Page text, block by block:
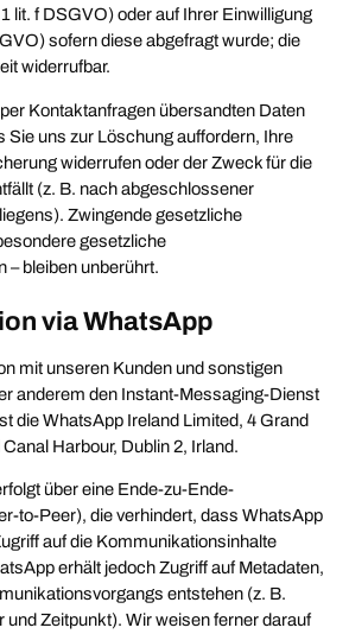
lit. f DSGVO) oder auf Ihrer Einwilligung
sofern diese abgefragt wurde; die
widerrufbar.
Kontaktanfragen übersandten Daten
Sie uns zur Löschung auffordern, Ihre
widerrufen oder der Zweck für die
(z. B. nach abgeschlossener
Zwingende gesetzliche
gesetzliche
– bleiben unberührt.
via WhatsApp
mit unseren Kunden und sonstigen
anderem den Instant-Messaging-Dienst
die WhatsApp Ireland Limited, 4 Grand
Harbour, Dublin 2, Irland.
über eine Ende-zu-Ende-
to-Peer), die verhindert, dass WhatsApp
auf die Kommunikationsinhalte
erhält jedoch Zugriff auf Metadaten,
entstehen (z. B.
und Zeitpunkt). Wir weisen ferner darauf